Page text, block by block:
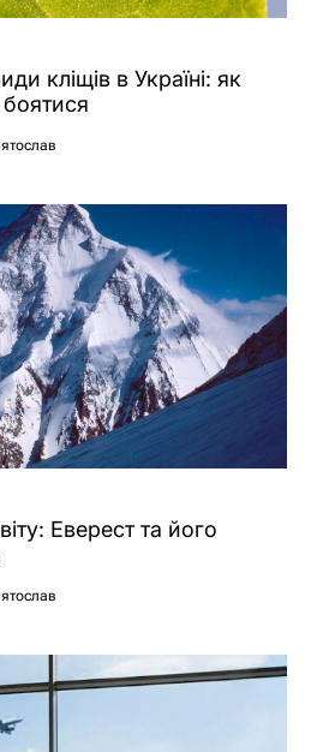
кліщів в Україні: як
боятися
Еверест та його